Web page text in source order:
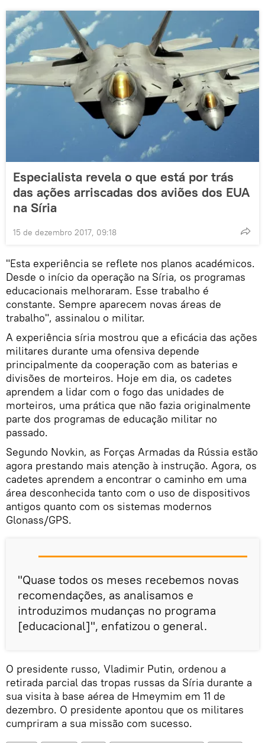
Especialista revela o que está por trás
das ações arriscadas dos aviões dos EUA
na Síria
15 de dezembro 2017, 09:18
"Esta experiência se reflete nos planos académicos.
Desde o início da operação na Síria, os programas
educacionais melhoraram. Esse trabalho é
constante. Sempre aparecem novas áreas de
trabalho", assinalou o militar.
A experiência síria mostrou que a eficácia das ações
militares durante uma ofensiva depende
principalmente da cooperação com as baterias e
divisões de morteiros. Hoje em dia, os cadetes
aprendem a lidar com o fogo das unidades de
morteiros, uma prática que não fazia originalmente
parte dos programas de educação militar no
passado.
Segundo Novkin, as Forças Armadas da Rússia estão
agora prestando mais atenção à instrução. Agora, os
cadetes aprendem a encontrar o caminho em uma
área desconhecida tanto com o uso de dispositivos
antigos quanto com os sistemas modernos
Glonass/GPS.
"Quase todos os meses recebemos novas
recomendações, as analisamos e
introduzimos mudanças no programa
[educacional]", enfatizou o general.
O presidente russo, Vladimir Putin, ordenou a
retirada parcial das tropas russas da Síria durante a
sua visita à base aérea de Hmeymim em 11 de
dezembro. O presidente apontou que os militares
cumpriram a sua missão com sucesso.